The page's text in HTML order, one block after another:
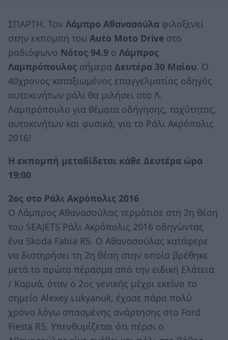
ΣΠΑΡΤΗ. Τον Λάμπρο Αθανασούλα φιλοξενεί
στην εκπομπή του Auto Moto Drive στο
ραδιόφωνο Νότος 94.9 ο Λάμπρος
Λαμπρόπουλος σήμερα Δευτέρα 30 Μαίου. Ο
40χρονος καταξιωμένος επαγγελματίας οδηγός
αυτοκινήτων ράλι θα μιλήσει στο Λ.
Λαμπρόπουλο για θέματα οδήγησης, ταχύτητας,
αυτοκινήτων και φυσικά, για το Ράλι Ακρόπολις
2016!
Η εκπομπή μεταδίδεται κάθε Δευτέρα ώρα
19:00
2ος στο Ράλι Ακρόπολις 2016
Ο Λάμπρος Αθανασούλας τερμάτισε στη 2η θέση
του SEAJETS Ράλι Ακρόπολις 2016 οδηγώντας
ένα Skoda Fabia R5. Ο Αθανασούλας κατάφερε
να διατηρήσει τη 2η θέση στην οποία βρέθηκε
μετά το πρώτο πέρασμα από την ειδική Ελάτεια
/ Καρυά, όταν ο 2ος γενικής μέχρι εκείνο το
σημείο Alexey Lukyanuk, έχασε πάρα πολύ
χρόνο λόγω σπασμένης ανάρτησης στο Ford
Fiesta R5. Υπενθυμίζεται ότι πέρσι ο